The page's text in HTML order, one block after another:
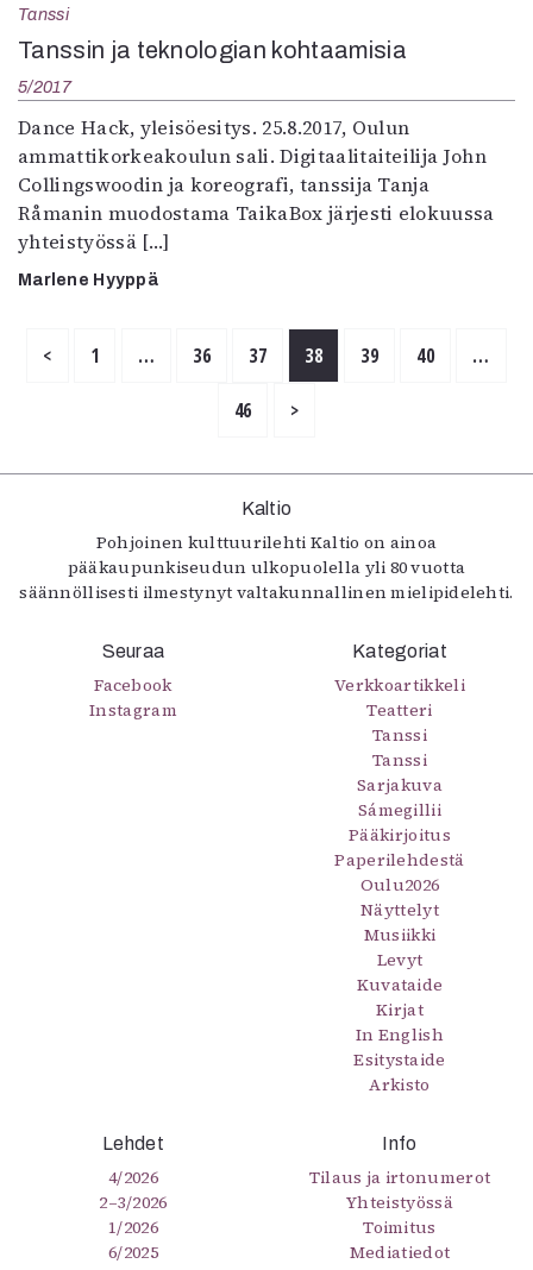
Tanssi
Tanssin ja teknologian kohtaamisia
5/2017
Dance Hack, yleisöesitys. 25.8.2017, Oulun
ammattikorkeakoulun sali. Digitaalitaiteilija John
Collingswoodin ja koreografi, tanssija Tanja
Råmanin muodostama TaikaBox järjesti elokuussa
yhteistyössä […]
Marlene Hyyppä
< 1 … 36 37 38 39 40 …
46 >
Kaltio
Pohjoinen kulttuurilehti Kaltio on ainoa
pääkaupunkiseudun ulkopuolella yli 80 vuotta
säännöllisesti ilmestynyt valtakunnallinen mielipidelehti.
Seuraa
Facebook
Instagram
Kategoriat
Verkkoartikkeli
Teatteri
Tanssi
Tanssi
Sarjakuva
Sámegillii
Pääkirjoitus
Paperilehdestä
Oulu2026
Näyttelyt
Musiikki
Levyt
Kuvataide
Kirjat
In English
Esitystaide
Arkisto
Lehdet
4/2026
2–3/2026
1/2026
6/2025
Info
Tilaus ja irtonumerot
Yhteistyössä
Toimitus
Mediatiedot